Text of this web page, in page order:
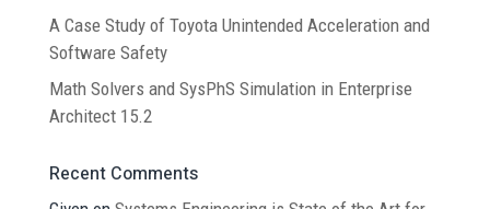
A Case Study of Toyota Unintended Acceleration and
Software Safety
Math Solvers and SysPhS Simulation in Enterprise
Architect 15.2
Recent Comments